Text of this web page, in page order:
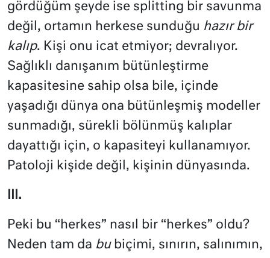
gördüğüm şeyde ise splitting bir savunma
değil, ortamın herkese sunduğu hazır bir
kalıp. Kişi onu icat etmiyor; devralıyor.
Sağlıklı danışanım bütünleştirme
kapasitesine sahip olsa bile, içinde
yaşadığı dünya ona bütünleşmiş modeller
sunmadığı, sürekli bölünmüş kalıplar
dayattığı için, o kapasiteyi kullanamıyor.
Patoloji kişide değil, kişinin dünyasında.
III.
Peki bu “herkes” nasıl bir “herkes” oldu?
Neden tam da bubiçimi, sınırın, salınımın,